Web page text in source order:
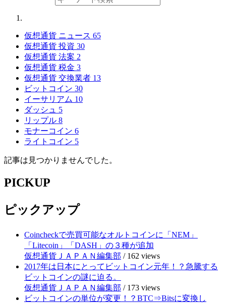
仮想通貨 ニュース 65
仮想通貨 投資 30
仮想通貨 法案 2
仮想通貨 税金 3
仮想通貨 交換業者 13
ビットコイン 30
イーサリアム 10
ダッシュ 5
リップル 8
モナーコイン 6
ライトコイン 5
記事は見つかりませんでした。
PICKUP
ピックアップ
Coincheckで売買可能なオルトコインに「NEM」
「Litecoin」「DASH」の３種が追加
仮想通貨ＪＡＰＡＮ編集部 / 162 views
2017年は日本にとってビットコイン元年！？急騰する
ビットコインの謎に迫る。
仮想通貨ＪＡＰＡＮ編集部 / 173 views
ビットコインの単位が変更！？BTC⇒Bitsに変換し